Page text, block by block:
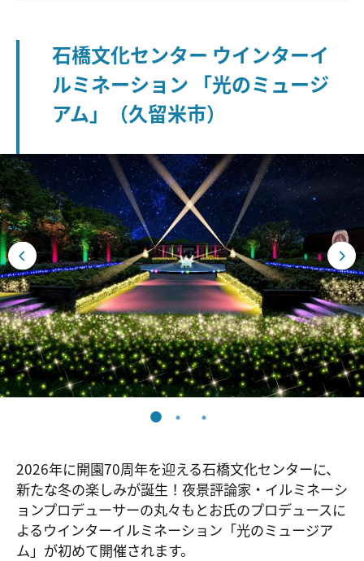
石橋文化センター ウインターイ
ルミネーション 「光のミュージ
アム」（久留米市）
2026年に開園70周年を迎える石橋文化センターに、
新たな冬の楽しみが誕生！夜景評論家・イルミネーシ
ョンプロデューサーの丸々もとお氏のプロデュースに
よるウインターイルミネーション「光のミュージア
ム」が初めて開催されます。